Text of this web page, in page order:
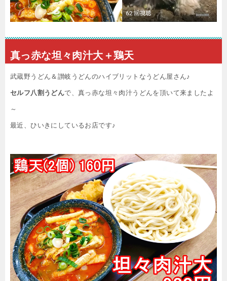
真っ赤な坦々肉汁大＋鶏天
武蔵野うどん＆讃岐うどんのハイブリットなうどん屋さん♪
セルフ八割うどんで、真っ赤な坦々肉汁うどんを頂いて来ましたよ
～
最近、ひいきにしているお店です♪